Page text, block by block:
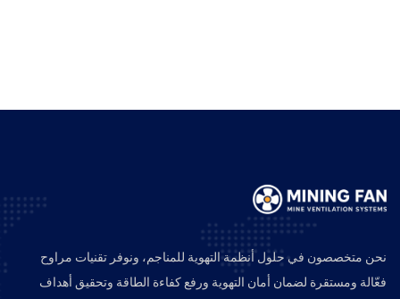
نحن متخصصون في حلول أنظمة التهوية للمناجم، ونوفر تقنيات مراوح
فعّالة ومستقرة لضمان أمان التهوية ورفع كفاءة الطاقة وتحقيق أهداف